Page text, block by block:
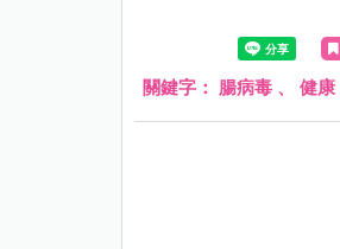
關鍵字： 腸病毒 、 健康